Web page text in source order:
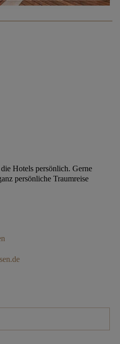
Hotels persönlich. Gerne
persönliche Traumreise